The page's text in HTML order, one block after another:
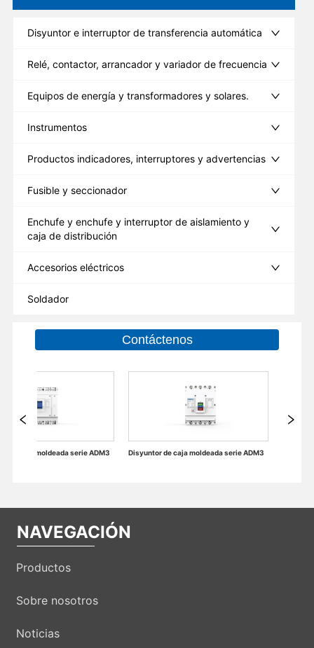
Disyuntor e interruptor de transferencia automática
Relé, contactor, arrancador y variador de frecuencia
Equipos de energía y transformadores y solares.
Instrumentos
Productos indicadores, interruptores y advertencias
Fusible y seccionador
Enchufe y enchufe y interruptor de aislamiento y
caja de distribución
Accesorios eléctricos
Soldador
Contáctenos
Disyuntor de caja moldeada serie ADM3
NAVEGACIÓN
Productos
Sobre nosotros
Noticias